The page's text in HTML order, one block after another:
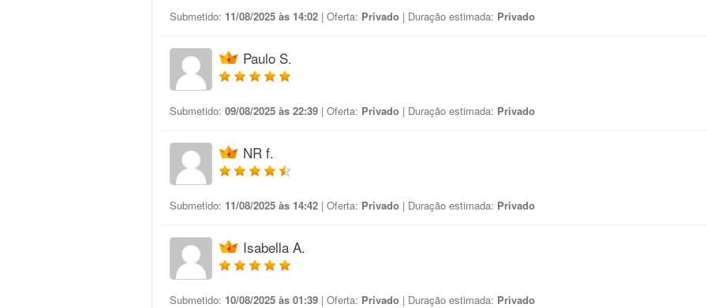
Submetido: 11/08/2025 às 14:02 | Oferta: Privado | Duração estimada: Privado
Paulo S.
Submetido: 09/08/2025 às 22:39 | Oferta: Privado | Duração estimada: Privado
NR f.
Submetido: 11/08/2025 às 14:42 | Oferta: Privado | Duração estimada: Privado
Isabella A.
Submetido: 10/08/2025 às 01:39 | Oferta: Privado | Duração estimada: Privado